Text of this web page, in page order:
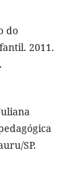
do
2011.
SP.